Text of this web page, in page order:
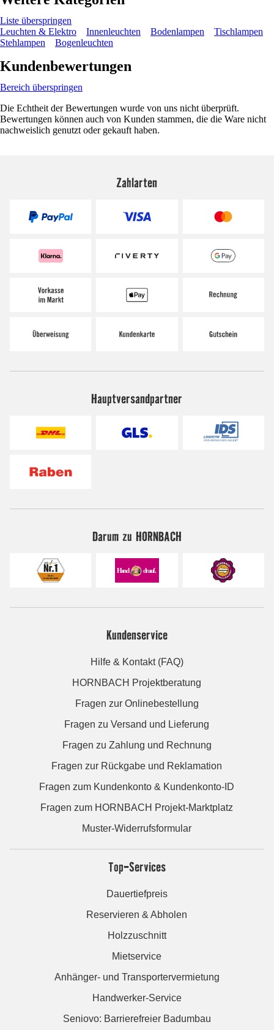
Liste überspringen
Leuchten & Elektro
Innenleuchten Bodenlampen
Tischlampen
Stehlampen
Bogenleuchten
Kundenbewertungen
Bereich überspringen
Die Echtheit der Bewertungen wurde von uns nicht überprüft.
Bewertungen können auch von Kunden stammen, die die Ware nicht
nachweislich genutzt oder gekauft haben.
Zahlarten
Hauptversandpartner
Darum zu HORNBACH
Kundenservice
Hilfe & Kontakt (FAQ)
HORNBACH Projektberatung
Fragen zur Onlinebestellung
Fragen zu Versand und Lieferung
Fragen zu Zahlung und Rechnung
Fragen zur Rückgabe und Reklamation
Fragen zum Kundenkonto & Kundenkonto-ID
Fragen zum HORNBACH Projekt-Marktplatz
Muster-Widerrufsformular
Top-Services
Dauertiefpreis
Reservieren & Abholen
Holzzuschnitt
Mietservice
Anhänger- und Transportervermietung
Handwerker-Service
Seniovo: Barrierefreier Badumbau